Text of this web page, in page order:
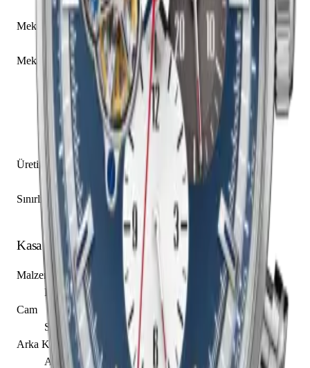
03.2040.4061/52.M2040
Mekanizma Adı
Zenith caliber El Primero 4061
Mekanizma Açıklaması
Dakika
Küçük Saniye
Kronograf
Kolon Çarkı
Üretim Yılı
2017 - 2021
Sınırlı Üretim
Hayır
Kasa
Malzeme
Paslanmaz Çelik
Cam
Safir
Arka Kapak
Açık